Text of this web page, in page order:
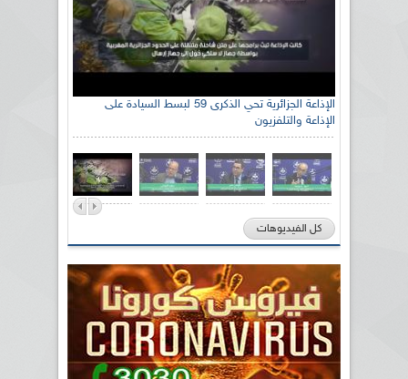
الإذاعة الجزائرية تحي الذكرى 59 لبسط السيادة على
الإذاعة والتلفزيون
كل الفيديوهات